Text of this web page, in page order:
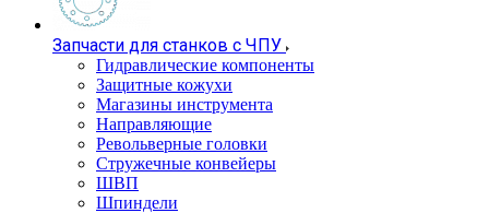
Запчасти для станков с ЧПУ
Гидравлические компоненты
Защитные кожухи
Магазины инструмента
Направляющие
Револьверные головки
Стружечные конвейеры
ШВП
Шпиндели